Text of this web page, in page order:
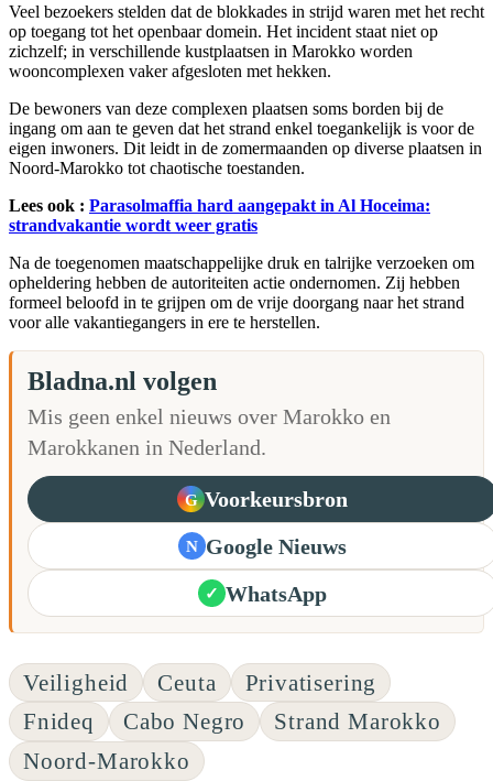
Veel bezoekers stelden dat de blokkades in strijd waren met het recht
op toegang tot het openbaar domein. Het incident staat niet op
zichzelf; in verschillende kustplaatsen in Marokko worden
wooncomplexen vaker afgesloten met hekken.
De bewoners van deze complexen plaatsen soms borden bij de
ingang om aan te geven dat het strand enkel toegankelijk is voor de
eigen inwoners. Dit leidt in de zomermaanden op diverse plaatsen in
Noord-Marokko tot chaotische toestanden.
Lees ook : Parasolmaffia hard aangepakt in Al Hoceima:
strandvakantie wordt weer gratis
Na de toegenomen maatschappelijke druk en talrijke verzoeken om
opheldering hebben de autoriteiten actie ondernomen. Zij hebben
formeel beloofd in te grijpen om de vrije doorgang naar het strand
voor alle vakantiegangers in ere te herstellen.
Bladna.nl volgen
Mis geen enkel nieuws over Marokko en
Marokkanen in Nederland.
G Voorkeursbron
N Google Nieuws
✓ WhatsApp
Veiligheid Ceuta
Privatisering
Fnideq
Cabo Negro
Strand Marokko
Noord-Marokko